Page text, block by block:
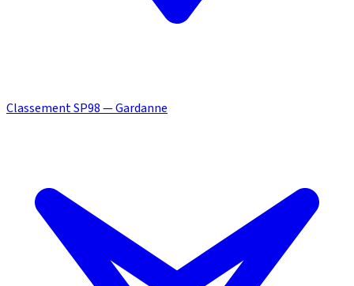
Classement SP98 — Gardanne